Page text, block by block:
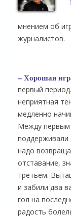
мнением об
журналистов.
– Хорошая
первый
неприятная
медленно
Между первым
поддерживали
надо
отставание,
третьем.
и забили два
гол на
радость